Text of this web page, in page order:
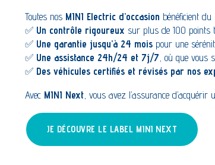
Toutes nos MINI Electric d’occasion bénéficient du
✅ Un contrôle rigoureux sur plus de 100 points
✅ Une garantie jusqu’à 24 mois pour une
✅ Une assistance 24h/24 et 7j/7 , où que vous
✅ Des véhicules certifiés et révisés par nos
Avec MINI Next , vous avez l’assurance d’acquérir
JE DÉCOUVRE LE LABEL MINI NEXT